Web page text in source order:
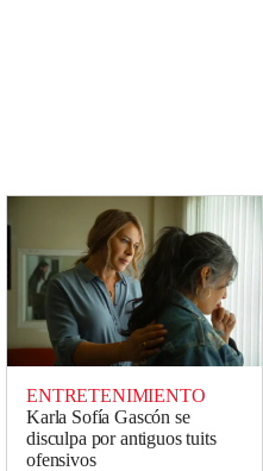
ENTRETENIMIENTO
Karla Sofía Gascón se
disculpa por antiguos tuits
ofensivos